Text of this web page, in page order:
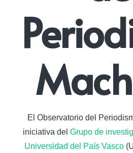
El Observatorio del
iniciativa del Grupo de
Universidad del País Vasco